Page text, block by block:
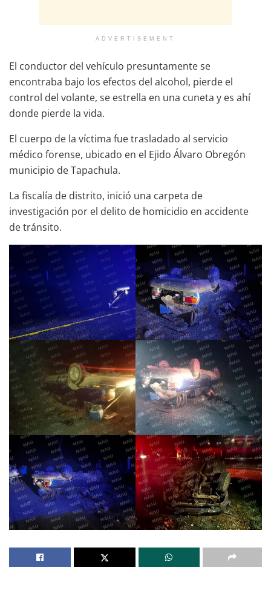
ADVERTISEMENT
El conductor del vehículo presuntamente se
encontraba bajo los efectos del alcohol, pierde el
control del volante, se estrella en una cuneta y es ahí
donde pierde la vida.
El cuerpo de la víctima fue trasladado al servicio
médico forense, ubicado en el Ejido Álvaro Obregón
municipio de Tapachula.
La fiscalía de distrito, inició una carpeta de
investigación por el delito de homicidio en accidente
de tránsito.